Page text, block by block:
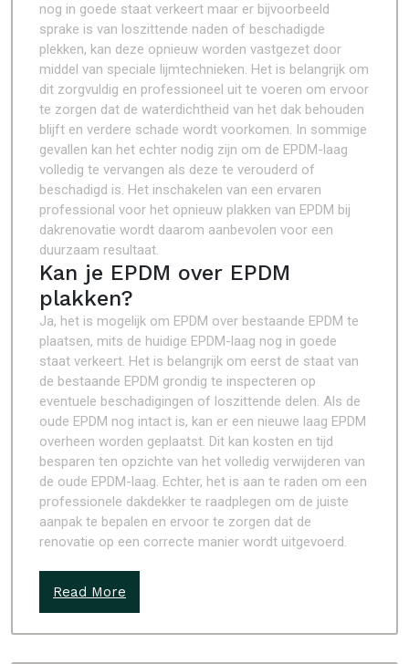
nog in goede staat verkeert maar er bijvoorbeeld
sprake is van loszittende naden of beschadigde
plekken, kan deze opnieuw worden vastgezet door
middel van speciale lijmtechnieken. Het is belangrijk om
dit zorgvuldig en professioneel uit te voeren om ervoor
te zorgen dat de waterdichtheid van het dak behouden
blijft en verdere schade wordt voorkomen. In sommige
gevallen kan het echter nodig zijn om de EPDM-laag
volledig te vervangen als deze te verouderd of
beschadigd is. Het inschakelen van een ervaren
professional voor het opnieuw plakken van EPDM bij
dakrenovatie wordt daarom aanbevolen voor een
duurzaam resultaat.
Kan je EPDM over EPDM
plakken?
Ja, het is mogelijk om EPDM over bestaande EPDM te
plaatsen, mits de huidige EPDM-laag nog in goede
staat verkeert. Het is belangrijk om eerst de staat van
de bestaande EPDM grondig te inspecteren op
eventuele beschadigingen of loszittende delen. Als de
oude EPDM nog intact is, kan er een nieuwe laag EPDM
overheen worden geplaatst. Dit kan kosten en tijd
besparen ten opzichte van het volledig verwijderen van
de oude EPDM-laag. Echter, het is aan te raden om een
professionele dakdekker te raadplegen om de juiste
aanpak te bepalen en ervoor te zorgen dat de
renovatie op een correcte manier wordt uitgevoerd.
Read More